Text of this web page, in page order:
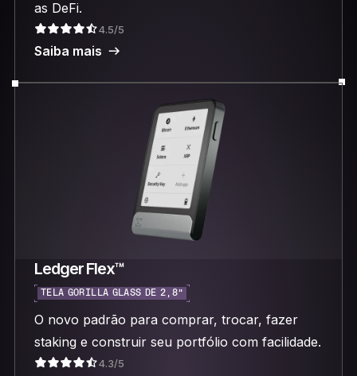
as DeFi.
4.5/5
Saiba mais
Ledger Flex™
TELA GORILLA GLASS DE 2,8”
O novo padrão para comprar, trocar, fazer
staking e construir seu portfólio com facilidade.
4.3/5